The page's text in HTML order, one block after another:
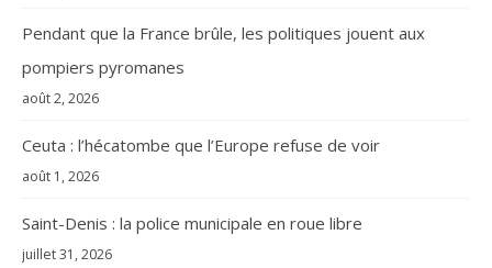
Pendant que la France brûle, les politiques jouent aux
pompiers pyromanes
août 2, 2026
Ceuta : l’hécatombe que l’Europe refuse de voir
août 1, 2026
Saint-Denis : la police municipale en roue libre
juillet 31, 2026